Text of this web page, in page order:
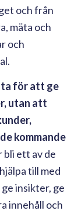
och från
mäta och
och
för att ge
utan att
kommande
ett av de
till med
insikter, ge
innehåll och